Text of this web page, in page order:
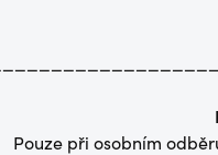
Pouze při osobním